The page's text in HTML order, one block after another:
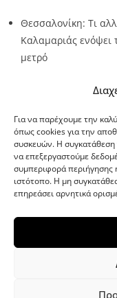
Για να παρέχουμε την
όπως cookies για την
συσκευών. Η συγκατάθεση
να επεξεργαστούμε
συμπεριφορά περιήγησης
ιστότοπο. Η μη
επηρεάσει αρνητικά
Θεσσαλονίκη: Τι
Καλαμαριάς ενόψει
μετρό
G-point.gr